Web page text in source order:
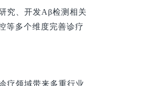
究、开发Aβ检测相关
等多个维度完善诊疗
疗领域带来多重行业